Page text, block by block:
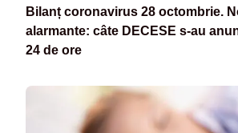
Bilanț coronavirus 28 octombrie.
alarmante: câte DECESE s-au
24 de ore